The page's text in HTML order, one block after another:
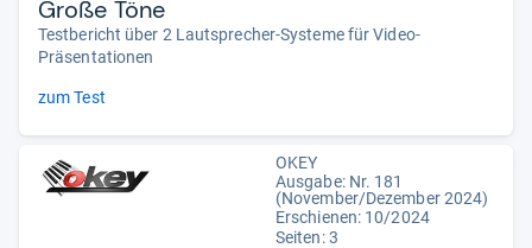
Große Töne
Testbericht über 2 Lautsprecher-Systeme für Video-
Präsentationen
zum Test
OKEY
Ausgabe: Nr. 181
(November/Dezember 2024)
Erschienen: 10/2024
Seiten: 3